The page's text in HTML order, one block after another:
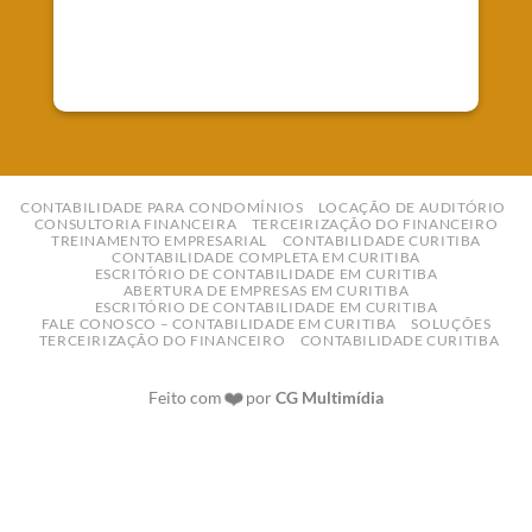
CONTABILIDADE PARA CONDOMÍNIOS
LOCAÇÃO DE AUDITÓRIO
CONSULTORIA FINANCEIRA
TERCEIRIZAÇÃO DO FINANCEIRO
TREINAMENTO EMPRESARIAL
CONTABILIDADE CURITIBA
CONTABILIDADE COMPLETA EM CURITIBA
ESCRITÓRIO DE CONTABILIDADE EM CURITIBA
ABERTURA DE EMPRESAS EM CURITIBA
ESCRITÓRIO DE CONTABILIDADE EM CURITIBA
FALE CONOSCO – CONTABILIDADE EM CURITIBA
SOLUÇÕES
TERCEIRIZAÇÃO DO FINANCEIRO
CONTABILIDADE CURITIBA
Feito com❤️porCG Multimídia